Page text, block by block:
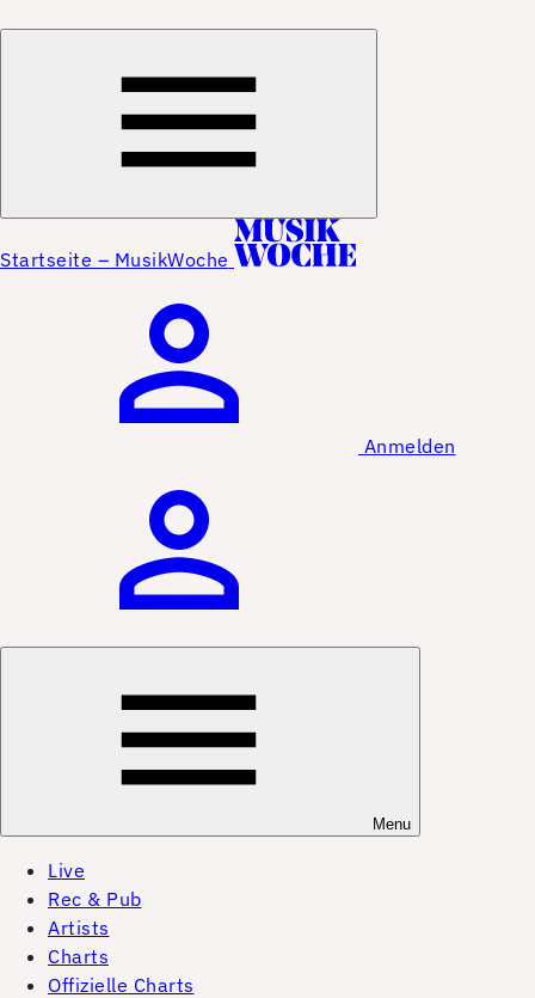
Startseite – MusikWoche
Anmelden
Menu
Live
Rec & Pub
Artists
Charts
Offizielle Charts